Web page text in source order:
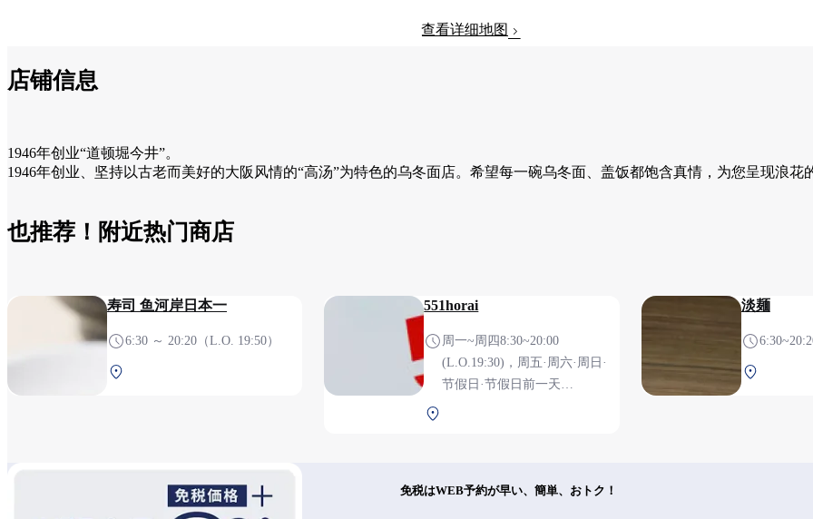
查看详细地图
店铺信息
1946年创业“道顿堀今井”。
1946年创业、坚持以古老而美好的大阪风情的“高汤”为特色的乌冬面店。希望每一碗乌冬面、盖饭都饱含真情，为您呈现浪花
也推荐！附近热门商店
寿司 鱼河岸日本一
6:30 ～ 20:20（L.O. 19:50）
551horai
周一~周四8:30~20:00
(L.O.19:30)，周五·周六·周日·
节假日·节假日前一天
当11:00~，餐厅·便当(L.O.关店
淡麺
免税はWEB予約が早い、簡単、おトク！